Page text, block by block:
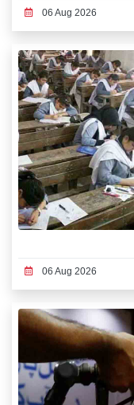
06 Aug 2026
06 Aug 2026